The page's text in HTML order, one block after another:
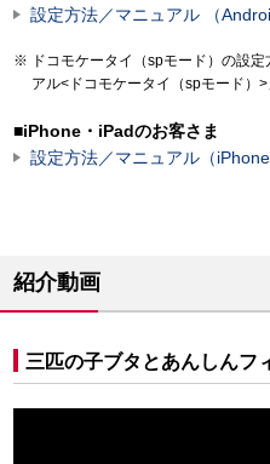
設定方法／マニュアル （
ドコモケータイ（spモード）の設定
アル<ドコモケータイ（spモード）>
■iPhone・iPadのお客さま
設定方法／マニュアル（iPhone
紹介動画
三匹の子ブタとあんしん